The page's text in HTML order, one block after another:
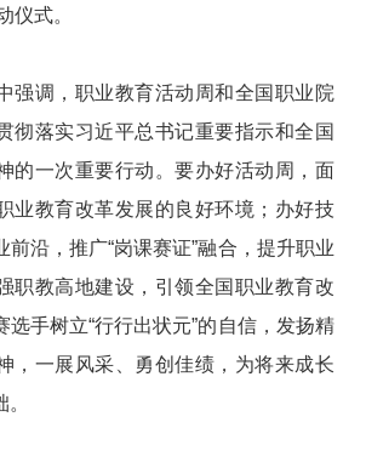
仪式。
调，职业教育活动周和全国职业院
彻落实习近平总书记重要指示和全国
的一次重要行动。要办好活动周，面
业教育改革发展的良好环境；办好技
前沿，推广“岗课赛证”融合，提升职业
职教高地建设，引领全国职业教育改
选手树立“行行出状元”的自信，发扬精
，一展风采、勇创佳绩，为将来成长